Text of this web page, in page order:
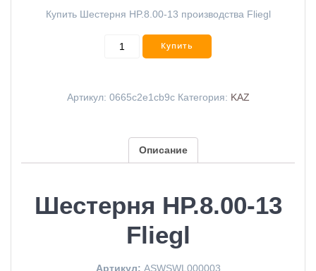
Купить Шестерня HP.8.00-13 производства Fliegl
Купить
Артикул: 0665c2e1cb9c Категория: KAZ
Описание
Шестерня HP.8.00-13
Fliegl
Артикул: ASWSWL000003